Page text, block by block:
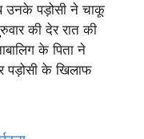
उनके पड़ोसी ने चाकू
की देर रात की
के पिता ने
पड़ोसी के खिलाफ